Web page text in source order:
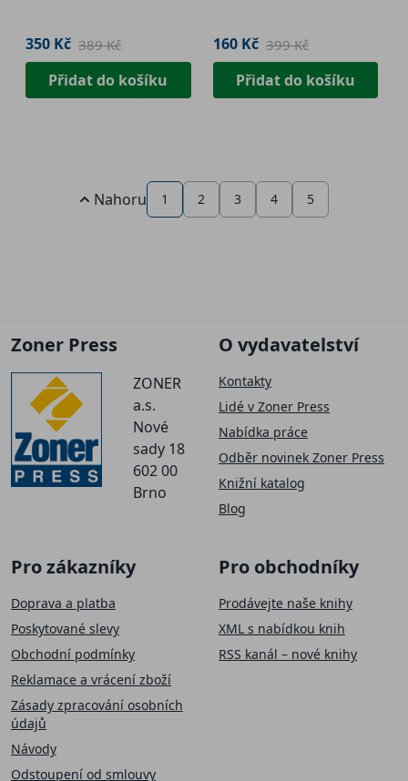
350 Kč 389 Kč
Přidat do košíku
160 Kč 399 Kč
Přidat do košíku
Nahoru 1 2 3 4 5
Zoner Press
ZONER
a.s.
Nové
sady 18
602 00
Brno
O vydavatelství
Kontakty
Lidé v Zoner Press
Nabídka práce
Odběr novinek Zoner Press
Knižní katalog
Blog
Pro zákazníky
Doprava a platba
Poskytované slevy
Obchodní podmínky
Reklamace a vrácení zboží
Zásady zpracování osobních
údajů
Návody
Odstoupení od smlouvy
Pro obchodníky
Prodávejte naše knihy
XML s nabídkou knih
RSS kanál – nové knihy